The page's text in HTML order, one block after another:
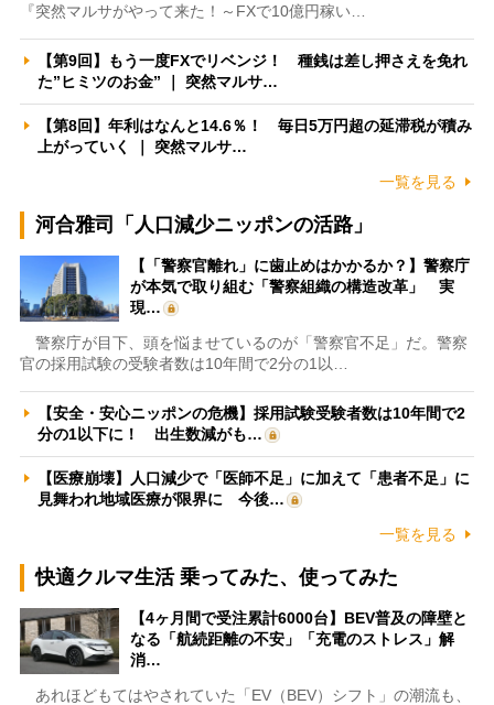
『突然マルサがやって来た！～FXで10億円稼い…
【第9回】もう一度FXでリベンジ！ 種銭は差し押さえを免れ
た”ヒミツのお金” ｜ 突然マルサ…
【第8回】年利はなんと14.6％！ 毎日5万円超の延滞税が積み
上がっていく ｜ 突然マルサ…
一覧を見る
河合雅司「人口減少ニッポンの活路」
【「警察官離れ」に歯止めはかかるか？】警察庁
が本気で取り組む「警察組織の構造改革」 実
現…
警察庁が目下、頭を悩ませているのが「警察官不足」だ。警察
官の採用試験の受験者数は10年間で2分の1以…
【安全・安心ニッポンの危機】採用試験受験者数は10年間で2
分の1以下に！ 出生数減がも…
【医療崩壊】人口減少で「医師不足」に加えて「患者不足」に
見舞われ地域医療が限界に 今後…
一覧を見る
快適クルマ生活 乗ってみた、使ってみた
【4ヶ月間で受注累計6000台】BEV普及の障壁と
なる「航続距離の不安」「充電のストレス」解
消…
あれほどもてはやされていた「EV（BEV）シフト」の潮流も、